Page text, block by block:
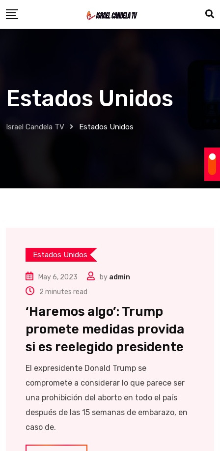
Estados Unidos
Israel Candela TV Estados Unidos
Estados Unidos
May 6, 2023 by admin
2 minutes read
‘Haremos algo’: Trump
promete medidas provida
si es reelegido presidente
El expresidente Donald Trump se
compromete a considerar lo que parece ser
una prohibición del aborto en todo el país
después de las 15 semanas de embarazo, en
caso de.